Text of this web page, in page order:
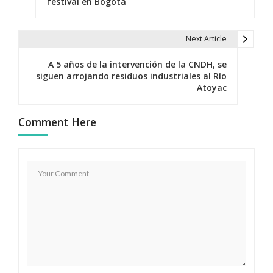
i
ó
Next Article
A 5 años de la intervención de la CNDH, se
siguen arrojando residuos industriales al Río
Atoyac
Comment Here